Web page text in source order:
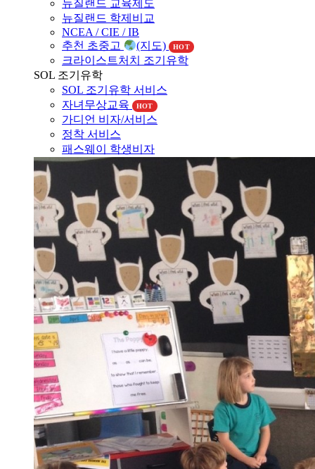
조기유학
뉴질랜드 조기유학
뉴질랜드 교육제도
뉴질랜드 학제비교
NCEA / CIE / IB
추천 초중고
크라이스트처치 조기유학
SOL 조기유학
SOL 조기유학 서비스
자녀무상교육
가디언 비자/서비스
정착 서비스
패스웨이 학생비자